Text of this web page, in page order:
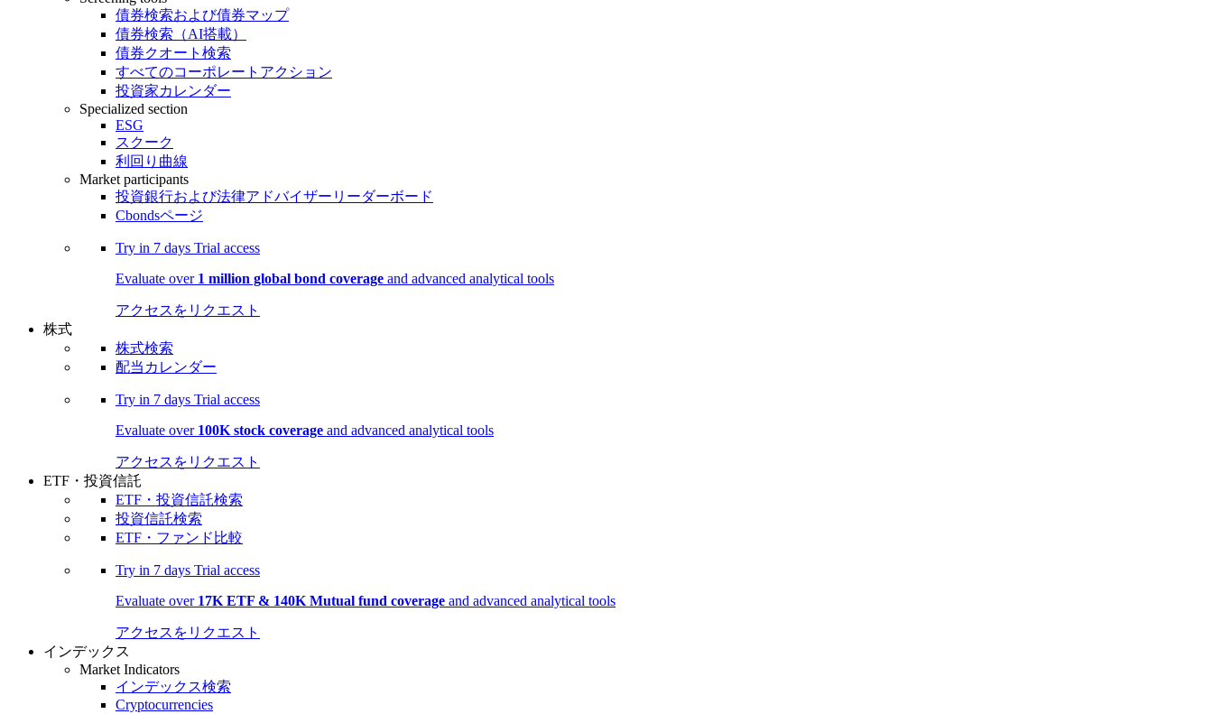
債券検索および債券マップ
債券検索（AI搭載）
債券クオート検索
すべてのコーポレートアクション
投資家カレンダー
Specialized section
ESG
スクーク
利回り曲線
Market participants
投資銀行および法律アドバイザーリーダーボード
Cbondsページ
Try in 7 days Trial access
Evaluate over 1 million global bond coverage and advanced analytical tools
アクセスをリクエスト
株式
株式検索
配当カレンダー
Try in 7 days Trial access
Evaluate over 100K stock coverage and advanced analytical tools
アクセスをリクエスト
ETF・投資信託
ETF・投資信託検索
投資信託検索
ETF・ファンド比較
Try in 7 days Trial access
Evaluate over 17K ETF & 140K Mutual fund coverage and advanced analytical tools
アクセスをリクエスト
インデックス
Market Indicators
インデックス検索
Cryptocurrencies